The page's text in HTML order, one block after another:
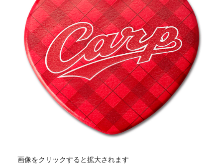
画像をクリックすると拡大されます